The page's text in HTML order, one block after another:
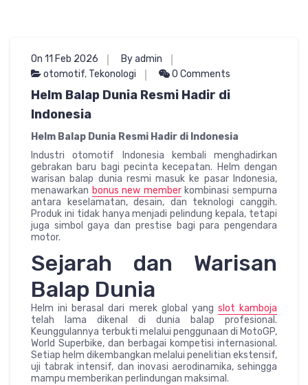
On 11 Feb 2026
By admin
otomotif, Tekonologi 0 Comments
Helm Balap Dunia Resmi Hadir di
Indonesia
Helm Balap Dunia Resmi Hadir di Indonesia
Industri otomotif Indonesia kembali menghadirkan
gebrakan baru bagi pecinta kecepatan. Helm dengan
warisan balap dunia resmi masuk ke pasar Indonesia,
menawarkan bonus new memberkombinasi sempurna
antara keselamatan, desain, dan teknologi canggih.
Produk ini tidak hanya menjadi pelindung kepala, tetapi
juga simbol gaya dan prestise bagi para pengendara
motor.
Sejarah dan Warisan
Balap Dunia
Helm ini berasal dari merek global yang slot kamboja
telah lama dikenal di dunia balap profesional.
Keunggulannya terbukti melalui penggunaan di MotoGP,
World Superbike, dan berbagai kompetisi internasional.
Setiap helm dikembangkan melalui penelitian ekstensif,
uji tabrak intensif, dan inovasi aerodinamika, sehingga
mampu memberikan perlindungan maksimal.